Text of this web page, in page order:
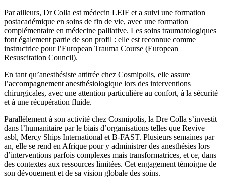
Par ailleurs, Dr Colla est médecin LEIF et a suivi une formation
postacadémique en soins de fin de vie, avec une formation
complémentaire en médecine palliative. Les soins traumatologiques
font également partie de son profil : elle est reconnue comme
instructrice pour l’European Trauma Course (European
Resuscitation Council).
En tant qu’anesthésiste attitrée chez Cosmipolis, elle assure
l’accompagnement anesthésiologique lors des interventions
chirurgicales, avec une attention particulière au confort, à la sécurité
et à une récupération fluide.
Parallèlement à son activité chez Cosmipolis, la Dre Colla s’investit
dans l’humanitaire par le biais d’organisations telles que Revive
asbl, Mercy Ships International et B-FAST. Plusieurs semaines par
an, elle se rend en Afrique pour y administrer des anesthésies lors
d’interventions parfois complexes mais transformatrices, et ce, dans
des contextes aux ressources limitées. Cet engagement témoigne de
son dévouement et de sa vision globale des soins.